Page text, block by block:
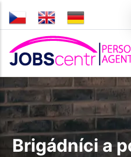
Přejít
hlavnímu
obsahu
Brigádníci a